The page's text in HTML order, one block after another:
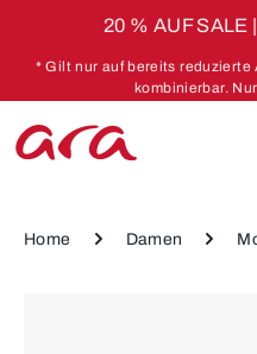
20 % AUF SALE
* Gilt nur auf bereits
kombinierbar.
Home Damen